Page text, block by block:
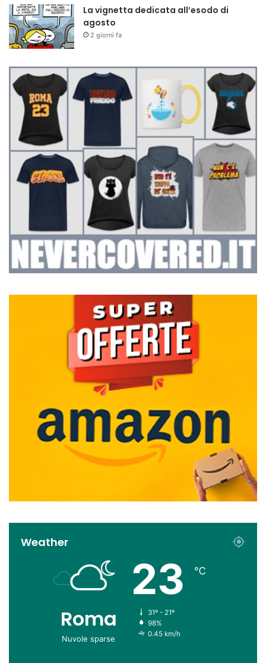
La vignetta dedicata all’esodo di
agosto
2 giorni fa
Weather
Roma
Nuvole sparse
23 ℃
31º - 21º
98%
0.45 km/h